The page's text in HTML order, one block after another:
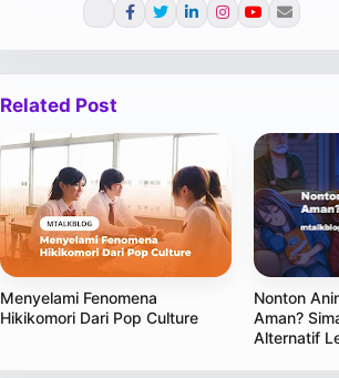
Related Post
Menyelami Fenomena
Hikikomori Dari Pop Culture
Nonton
Aman?
Alternatif